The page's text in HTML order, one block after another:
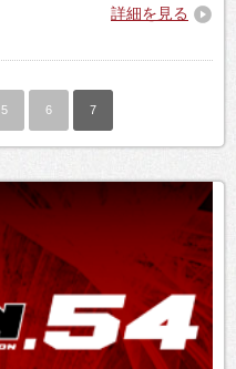
詳細を見る
5 6 7